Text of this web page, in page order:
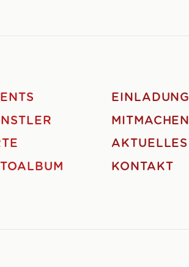
MITMACHEN
AKTUELLES
KONTAKT